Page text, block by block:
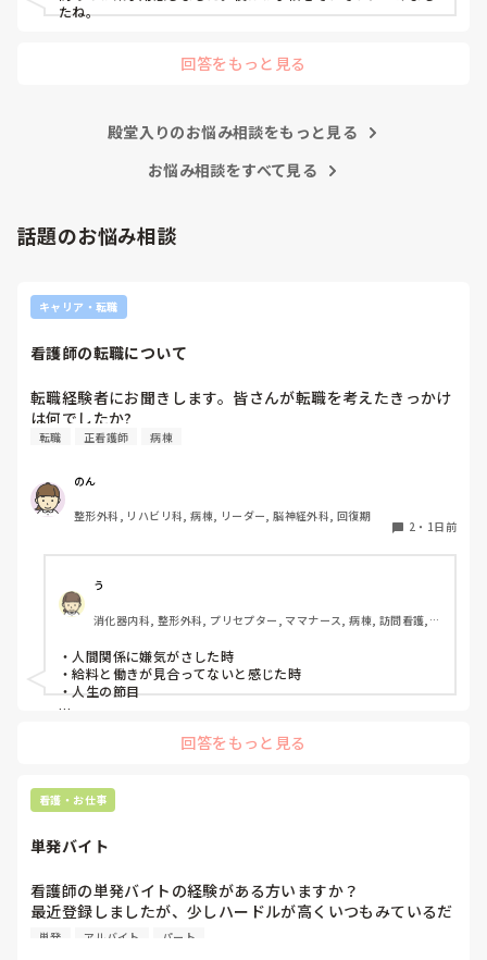
もし無視されたら、それは相手の看護師の職務怠慢ですから、
その時に初めて上司に相談したらいいんです。
まだ一年目なんですから、他の看護師の仕事をフォローする必
ましてや、噂話で他人を陥れるような腐った看護師たちに、な
ぜせいさんが手を貸さないといけないんですか？
正直努力するなら、ご自身の看護師としての成長のために、そ
私のお勧めは、転職して性格的に背伸びをしなくてもよい働き
たね。
回答をもっと見る
殿堂入りのお悩み相談をもっと見る
お悩み相談をすべて見る
話題のお悩み相談
キャリア・転職
看護師の転職について
転職経験者にお聞きします。皆さんが転職を考えたきっかけ
は何でしたか?
転職 正看護師 病棟
のん
整形外科, リハビリ科, 病棟, リーダー, 脳神経外科, 回復期
2 ・ 1日前
う
消化器内科, 整形外科, プリセプター, ママナース, 病棟, 訪問看護,
・人間関係に嫌気がさした時
・給料と働きが見合ってないと感じた時
・人生の節目
回答をもっと見る
看護・お仕事
単発バイト
看護師の単発バイトの経験がある方いますか？
最近登録しましたが、少しハードルが高くいつもみているだ
けです。
単発 アルバイト パート